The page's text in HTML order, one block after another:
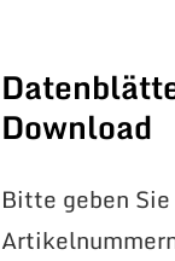
Download
Bitte geben